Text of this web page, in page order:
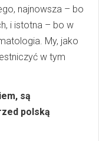
najnowsza – bo
i istotna – bo w
My, jako
w tym
są
polską